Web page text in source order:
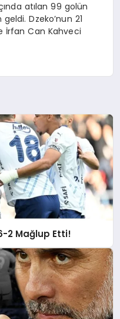
atılan 99 golün
Dzeko’nun 21
İrfan Can Kahveci
2 Mağlup Etti!